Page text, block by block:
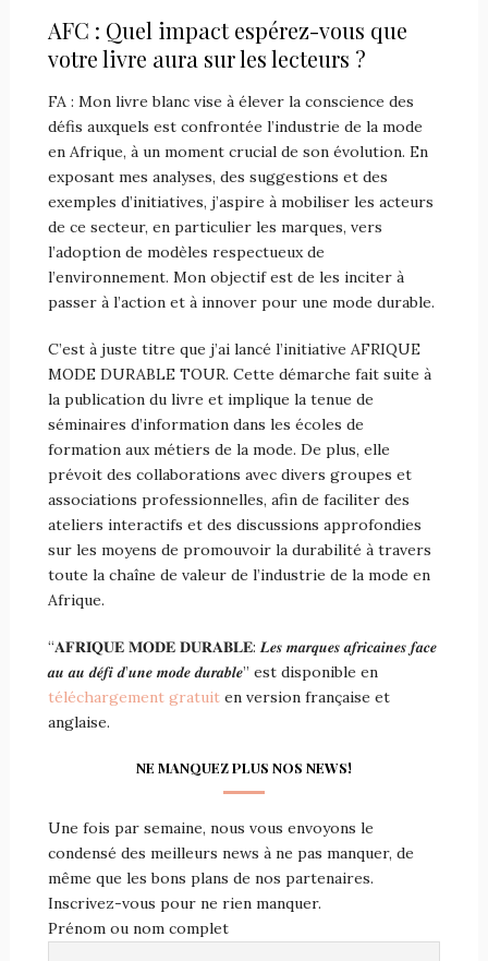
AFC : Quel impact espérez-vous que
votre livre aura sur les lecteurs ?
FA : Mon livre blanc vise à élever la conscience des
défis auxquels est confrontée l’industrie de la mode
en Afrique, à un moment crucial de son évolution. En
exposant mes analyses, des suggestions et des
exemples d’initiatives, j’aspire à mobiliser les acteurs
de ce secteur, en particulier les marques, vers
l’adoption de modèles respectueux de
l’environnement. Mon objectif est de les inciter à
passer à l’action et à innover pour une mode durable.
C’est à juste titre que j’ai lancé l’initiative AFRIQUE
MODE DURABLE TOUR. Cette démarche fait suite à
la publication du livre et implique la tenue de
séminaires d’information dans les écoles de
formation aux métiers de la mode. De plus, elle
prévoit des collaborations avec divers groupes et
associations professionnelles, afin de faciliter des
ateliers interactifs et des discussions approfondies
sur les moyens de promouvoir la durabilité à travers
toute la chaîne de valeur de l’industrie de la mode en
Afrique.
“𝐀𝐅𝐑𝐈𝐐𝐔𝐄 𝐌𝐎𝐃𝐄 𝐃𝐔𝐑𝐀𝐁𝐋𝐄: 𝑳𝒆𝒔 𝒎𝒂𝒓𝒒𝒖𝒆𝒔 𝒂𝒇𝒓𝒊𝒄𝒂𝒊𝒏𝒆𝒔 𝒇𝒂𝒄𝒆
𝒂𝒖 𝒂𝒖 𝒅𝒆́𝒇𝒊 𝒅’𝒖𝒏𝒆 𝒎𝒐𝒅𝒆 𝒅𝒖𝒓𝒂𝒃𝒍𝒆” est disponible en
téléchargement gratuiten version française et
anglaise.
NE MANQUEZ PLUS NOS NEWS!
Une fois par semaine, nous vous envoyons le
condensé des meilleurs news à ne pas manquer, de
même que les bons plans de nos partenaires.
Inscrivez-vous pour ne rien manquer.
Prénom ou nom complet